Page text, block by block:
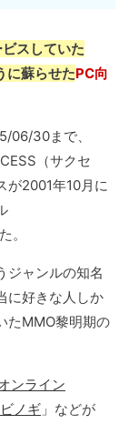
スしていた
に蘇らせたPC向
06/30まで、
（サクセ
が2001年10月に
。
ジャンルの知名
に好きな人しか
たMMO黎明期の
ンライン
ノギ 」などが